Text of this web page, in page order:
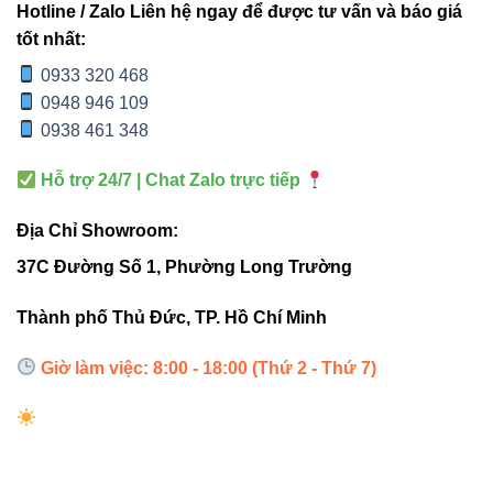
Dưới đây là 3 ứng dụng thực tế giúp bạn hiểu rõ hơn:
Đọc sách ban đêm:
mắt thư giãn.
trung cao độ.
Trang trí phòng ngủ:
đại.
sản phẩm dễ bán vì phù hợp nhu cầu thực tế của nhiều gia
đình.
Hotline / Zalo Liên hệ ngay để được tư vấn và báo giá
tốt nhất:
0933 320 468
0948 946 109
0938 461 348
Hỗ trợ 24/7 | Chat Zalo trực tiếp
Địa Chỉ Showroom:
37C Đường Số 1, Phường Long Trường
Thành phố Thủ Đức, TP. Hồ Chí Minh
Giờ làm việc: 8:00 - 18:00 (Thứ 2 - Thứ 7)